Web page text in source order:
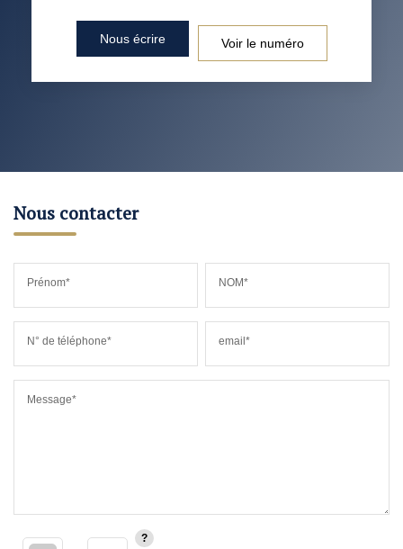
Nous écrire Voir le numéro
Nous contacter
Prénom* NOM*
N° de téléphone* email*
Message*